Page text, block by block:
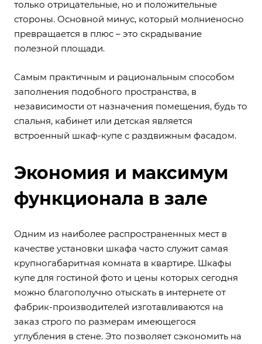
только отрицательные, но и положительные
стороны. Основной минус, который молниеносно
превращается в плюс – это скрадывание
полезной площади.
Самым практичным и рациональным способом
заполнения подобного пространства, в
независимости от назначения помещения, будь то
спальня, кабинет или детская является
встроенный шкаф-купе с раздвижным фасадом.
Экономия и максимум
функционала в зале
Одним из наиболее распространенных мест в
качестве установки шкафа часто служит самая
крупногабаритная комната в квартире. Шкафы
купе для гостиной фото и цены которых сегодня
можно благополучно отыскать в интернете от
фабрик-производителей изготавливаются на
заказ строго по размерам имеющегося
углубления в стене. Это позволяет сэкономить на